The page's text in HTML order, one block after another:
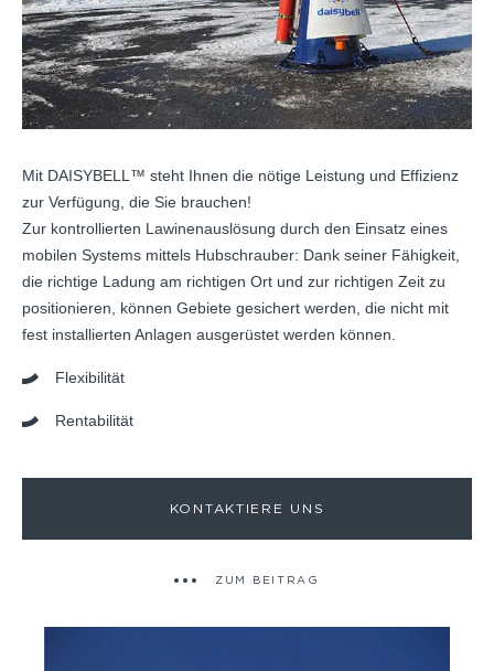
Mit DAISYBELL™ steht Ihnen die nötige Leistung und Effizienz
zur Verfügung, die Sie brauchen!
Zur kontrollierten Lawinenauslösung durch den Einsatz eines
mobilen Systems mittels Hubschrauber: Dank seiner Fähigkeit,
die richtige Ladung am richtigen Ort und zur richtigen Zeit zu
positionieren, können Gebiete gesichert werden, die nicht mit
fest installierten Anlagen ausgerüstet werden können.
Flexibilität
Rentabilität
KONTAKTIERE UNS
ZUM BEITRAG